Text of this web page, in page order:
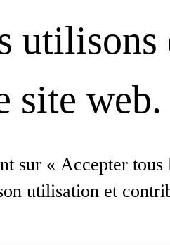
utilisons
site web.
sur « Accepter
utilisation et